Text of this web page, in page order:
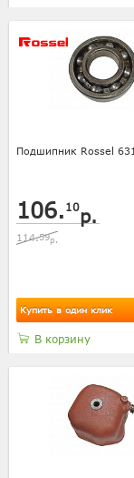
Подшипник Rossel
106. 10р.
114.59р.
Купить в один клик
В корзину